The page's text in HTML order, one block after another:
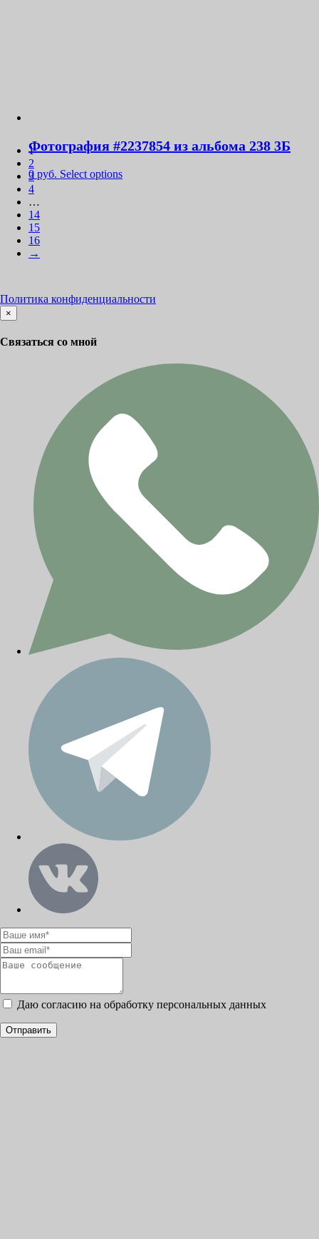
Фотография #2237854 из альбома 238 3Б
0 руб. Select options
1
2
3
4
…
14
15
16
→
Политика конфиденциальности
×
Связаться со мной
Даю согласию на обработку персональных данных
Отправить